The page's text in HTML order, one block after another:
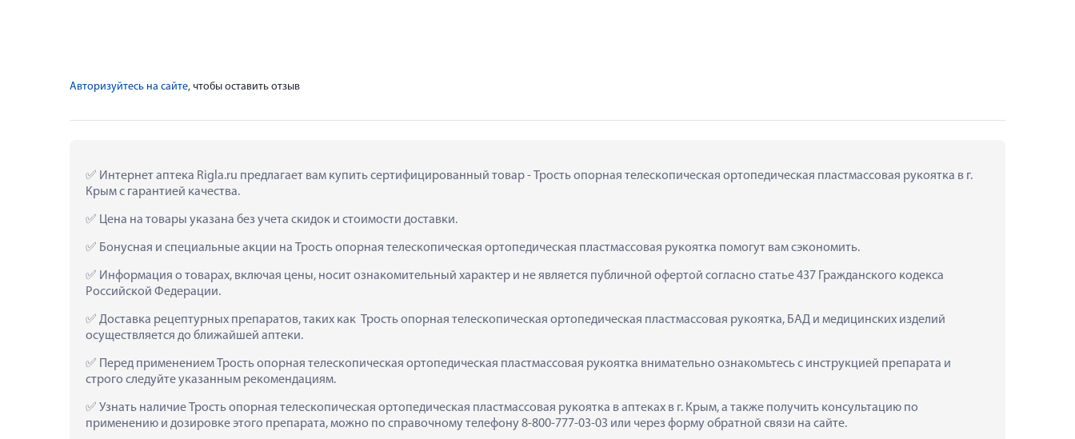
Авторизуйтесь на сайте, чтобы оставить отзыв
Интернет аптека Rigla.ru предлагает вам купить сертифицированный товар - Трость опорная телескопическая ортопедическая пластмассовая рукоятка в г.
Крым с гарантией качества.
Цена на товары указана без учета скидок и стоимости доставки.
Бонусная и специальные акции на Трость опорная телескопическая ортопедическая пластмассовая рукоятка помогут вам сэкономить.
Информация о товарах, включая цены, носит ознакомительный характер и не является публичной офертой согласно статье 437 Гражданского кодекса
Российской Федерации.
Доставка рецептурных препаратов, таких как  Трость опорная телескопическая ортопедическая пластмассовая рукоятка, БАД и медицинских изделий
осуществляется до ближайшей аптеки.
Перед применением Трость опорная телескопическая ортопедическая пластмассовая рукоятка внимательно ознакомьтесь с инструкцией препарата и
строго следуйте указанным рекомендациям.
Узнать наличие Трость опорная телескопическая ортопедическая пластмассовая рукоятка в аптеках в г. Крым, а также получить консультацию по
применению и дозировке этого препарата, можно по справочному телефону 8-800-777-03-03 или через форму обратной связи на сайте.